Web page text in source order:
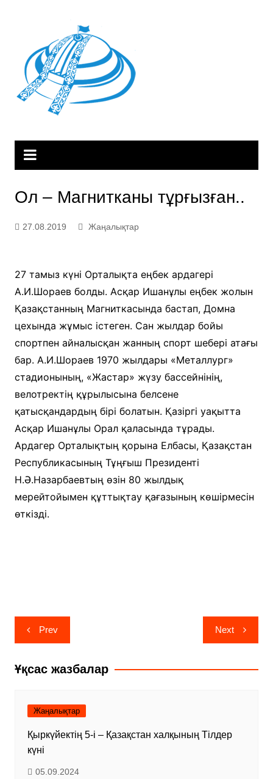
Ол – Магнитканы тұрғызған..
27.08.2019 Жаңалықтар
27 тамыз күні Орталықта еңбек ардагері
А.И.Шораев болды. Асқар Ишанұлы еңбек жолын
Қазақстанның Магниткасында бастап, Домна
цехында жұмыс істеген. Сан жылдар бойы
спортпен айналысқан жанның спорт шебері атағы
бар. А.И.Шораев 1970 жылдары «Металлург»
стадионының, «Жастар» жүзу бассейнінің,
велотректің құрылысына белсене
қатысқандардың бірі болатын. Қазіргі уақытта
Асқар Ишанұлы Орал қаласында тұрады.
Ардагер Орталықтың қорына Елбасы, Қазақстан
Республикасының Тұңғыш Президенті
Н.Ә.Назарбаевтың өзін 80 жылдық
мерейтойымен құттықтау қағазының көшірмесін
өткізді.
Навигация
по
записям
Prev Next
Ұқсас жазбалар
Жаңалықтар
Қыркүйектің 5-і – Қазақстан халқының Тілдер
күні
05.09.2024